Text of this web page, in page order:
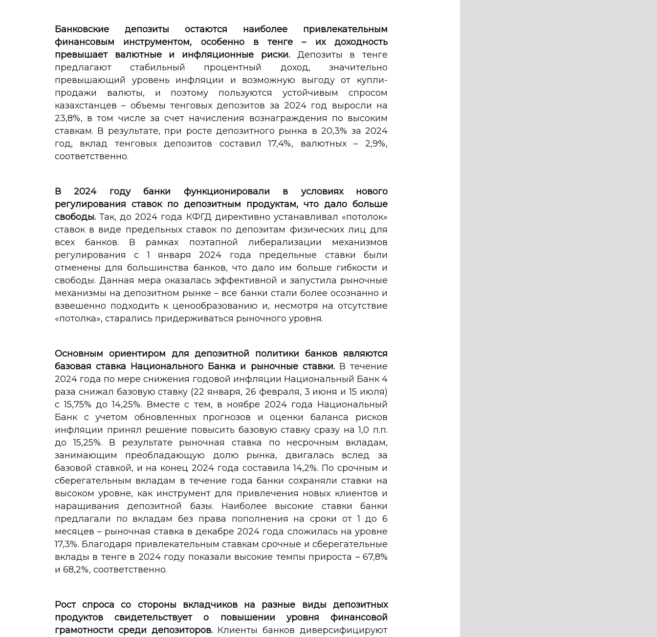
Банковские депозиты остаются наиболее привлекательным
финансовым инструментом, особенно в тенге – их доходность
превышает валютные и инфляционные риски. Депозиты в тенге
предлагают стабильный процентный доход, значительно
превышающий уровень инфляции и возможную выгоду от купли-
продажи валюты, и поэтому пользуются устойчивым спросом
казахстанцев – объемы тенговых депозитов за 2024 год выросли на
23,8%, в том числе за счет начисления вознаграждения по высоким
ставкам. В результате, при росте депозитного рынка в 20,3% за 2024
год, вклад тенговых депозитов составил 17,4%, валютных – 2,9%,
соответственно.
В 2024 году банки функционировали в условиях нового
регулирования ставок по депозитным продуктам, что дало больше
свободы.Так, до 2024 года КФГД директивно устанавливал «потолок»
ставок в виде предельных ставок по депозитам физических лиц для
всех банков. В рамках поэтапной либерализации механизмов
регулирования с 1 января 2024 года предельные ставки были
отменены для большинства банков, что дало им больше гибкости и
свободы. Данная мера оказалась эффективной и запустила рыночные
механизмы на депозитном рынке – все банки стали более осознанно и
взвешенно подходить к ценообразованию и, несмотря на отсутствие
«потолка», старались придерживаться рыночного уровня.
Основным ориентиром для депозитной политики банков являются
базовая ставка Национального Банка и рыночные ставки. В течение
2024 года по мере снижения годовой инфляции Национальный Банк 4
раза снижал базовую ставку (22 января, 26 февраля, 3 июня и 15 июля)
с 15,75% до 14,25%. Вместе с тем, в ноябре 2024 года Национальный
Банк с учетом обновленных прогнозов и оценки баланса рисков
инфляции принял решение повысить базовую ставку сразу на 1,0 п.п.
до 15,25%. В результате рыночная ставка по несрочным вкладам,
занимающим преобладающую долю рынка, двигалась вслед за
базовой ставкой, и на конец 2024 года составила 14,2%. По срочным и
сберегательным вкладам в течение года банки сохраняли ставки на
высоком уровне, как инструмент для привлечения новых клиентов и
наращивания депозитной базы. Наиболее высокие ставки банки
предлагали по вкладам без права пополнения на сроки от 1 до 6
месяцев – рыночная ставка в декабре 2024 года сложилась на уровне
17,3%. Благодаря привлекательным ставкам срочные и сберегательные
вклады в тенге в 2024 году показали высокие темпы прироста – 67,8%
и 68,2%, соответственно.
Рост спроса со стороны вкладчиков на разные виды депозитных
продуктов свидетельствует о повышении уровня финансовой
грамотности среди депозиторов. Клиенты банков диверсифицируют